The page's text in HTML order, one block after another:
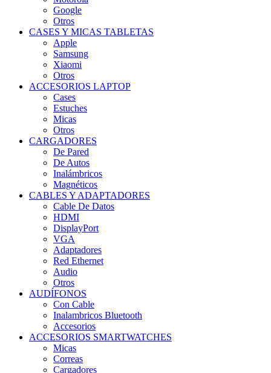
Google
Otros
CASES Y MICAS TABLETAS
Apple
Samsung
Xiaomi
Otros
ACCESORIOS LAPTOP
Cases
Estuches
Micas
Otros
CARGADORES
De Pared
De Autos
Inalámbricos
Magnéticos
CABLES Y ADAPTADORES
Cable De Datos
HDMI
DisplayPort
VGA
Adaptadores
Red Ethernet
Audio
Otros
AUDÍFONOS
Con Cable
Inalambricos Bluetooth
Accesorios
ACCESORIOS SMARTWATCHES
Micas
Correas
Cargadores